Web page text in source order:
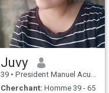
Juvy
39 • President Manuel Acuña Roxas, Zamboanga del Norte, Philippin...
Cherchant: Homme 39 - 65